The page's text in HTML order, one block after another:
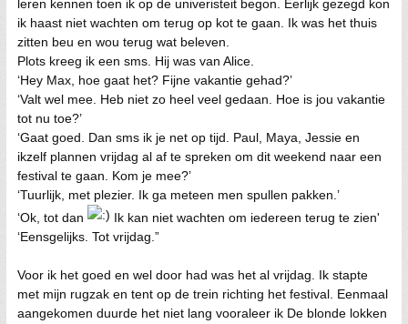
leren kennen toen ik op de univeristeit begon. Eerlijk gezegd kon
ik haast niet wachten om terug op kot te gaan. Ik was het thuis
zitten beu en wou terug wat beleven.
Plots kreeg ik een sms. Hij was van Alice.
‘Hey Max, hoe gaat het? Fijne vakantie gehad?’
‘Valt wel mee. Heb niet zo heel veel gedaan. Hoe is jou vakantie
tot nu toe?’
‘Gaat goed. Dan sms ik je net op tijd. Paul, Maya, Jessie en
ikzelf plannen vrijdag al af te spreken om dit weekend naar een
festival te gaan. Kom je mee?’
‘Tuurlijk, met plezier. Ik ga meteen men spullen pakken.’
‘Ok, tot dan
Ik kan niet wachten om iedereen terug te zien'
‘Eensgelijks. Tot vrijdag.”
Voor ik het goed en wel door had was het al vrijdag. Ik stapte
met mijn rugzak en tent op de trein richting het festival. Eenmaal
aangekomen duurde het niet lang vooraleer ik De blonde lokken